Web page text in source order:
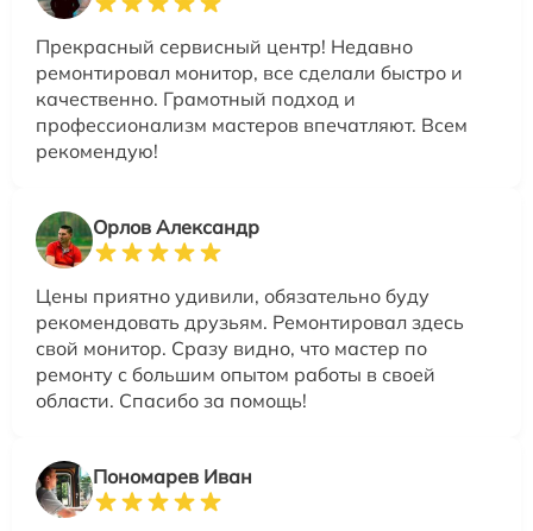
Прекрасный сервисный центр! Недавно
ремонтировал монитор, все сделали быстро и
качественно. Грамотный подход и
профессионализм мастеров впечатляют. Всем
рекомендую!
Орлов Александр
Цены приятно удивили, обязательно буду
рекомендовать друзьям. Ремонтировал здесь
свой монитор. Сразу видно, что мастер по
ремонту с большим опытом работы в своей
области. Спасибо за помощь!
Пономарев Иван